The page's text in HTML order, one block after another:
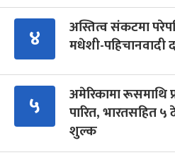
४
अस्तित्व संकटमा
मधेशी-पहिचानवादी
५
अमेरिकामा रूसमाथि
पारित, भारतसहित
शुल्क